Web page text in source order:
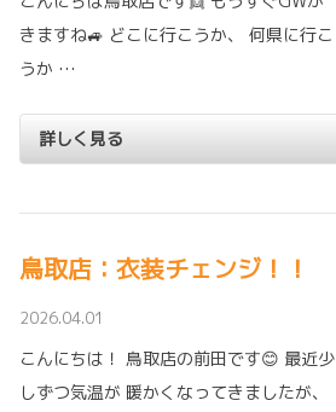
きますね🚙 どこに行こうか、 何県に行こ
うか …
詳しく見る
鳥取店：衣装チェンジ！！
2026.04.01
こんにちは！ 鳥取店の前田です😊 最近少
しずつ気温が 暖かくなってきましたが、